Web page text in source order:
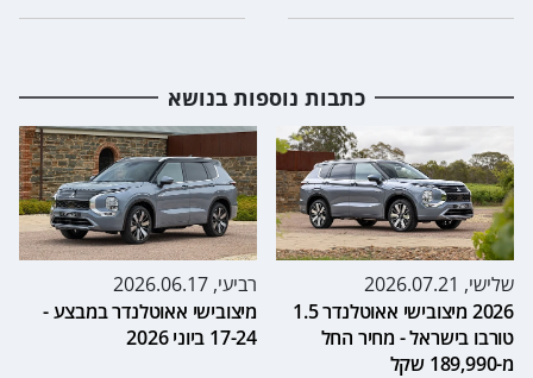
כתבות נוספות בנושא
שלישי, 2026.07.21
2026 מיצובישי אאוטלנדר 1.5
טורבו בישראל - מחיר החל
מ-189,990 שקל
רביעי, 2026.06.17
מיצובישי אאוטלנדר במבצע -
17-24 ביוני 2026